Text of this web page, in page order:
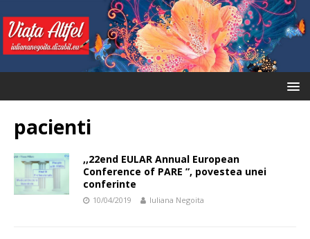
pacienti
,,22end EULAR Annual European
Conference of PARE ”, povestea unei
conferinte
10/04/2019 Iuliana Negoita